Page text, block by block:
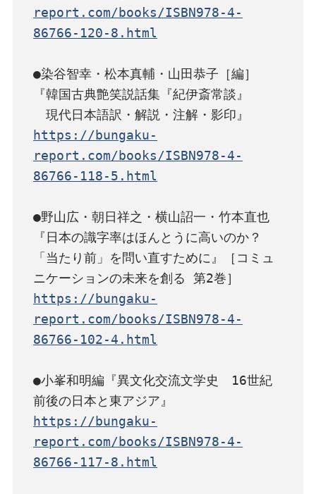
report.com/books/ISBN978-4-
86766-120-8.html
●染谷智幸・松本真輔・山田恭子［編］
『韓国古典艶笑説話集『紀伊斎常談』
https://bungaku-
report.com/books/ISBN978-4-
86766-118-5.html
●野山広・朝日祥之・横山詔一・竹本直也
『日本の識字率はほんとうに高いのか？
「当たり前」を問い直すために』［コミュ
https://bungaku-
report.com/books/ISBN978-4-
86766-102-4.html
●小峯和明編『異文化交流文学史　16世紀
https://bungaku-
report.com/books/ISBN978-4-
86766-117-8.html